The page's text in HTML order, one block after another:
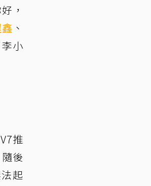
，
、
小
推
後
起